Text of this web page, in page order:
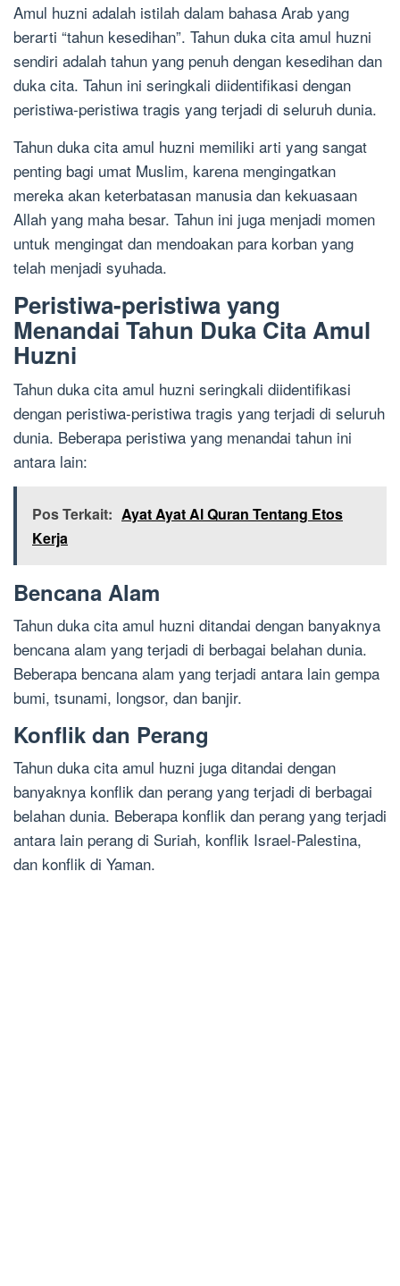
Amul huzni adalah istilah dalam bahasa Arab yang
berarti “tahun kesedihan”. Tahun duka cita amul huzni
sendiri adalah tahun yang penuh dengan kesedihan dan
duka cita. Tahun ini seringkali diidentifikasi dengan
peristiwa-peristiwa tragis yang terjadi di seluruh dunia.
Tahun duka cita amul huzni memiliki arti yang sangat
penting bagi umat Muslim, karena mengingatkan
mereka akan keterbatasan manusia dan kekuasaan
Allah yang maha besar. Tahun ini juga menjadi momen
untuk mengingat dan mendoakan para korban yang
telah menjadi syuhada.
Peristiwa-peristiwa yang
Menandai Tahun Duka Cita Amul
Huzni
Tahun duka cita amul huzni seringkali diidentifikasi
dengan peristiwa-peristiwa tragis yang terjadi di seluruh
dunia. Beberapa peristiwa yang menandai tahun ini
antara lain:
Pos Terkait: Ayat Ayat Al Quran Tentang Etos
Kerja
Bencana Alam
Tahun duka cita amul huzni ditandai dengan banyaknya
bencana alam yang terjadi di berbagai belahan dunia.
Beberapa bencana alam yang terjadi antara lain gempa
bumi, tsunami, longsor, dan banjir.
Konflik dan Perang
Tahun duka cita amul huzni juga ditandai dengan
banyaknya konflik dan perang yang terjadi di berbagai
belahan dunia. Beberapa konflik dan perang yang terjadi
antara lain perang di Suriah, konflik Israel-Palestina,
dan konflik di Yaman.